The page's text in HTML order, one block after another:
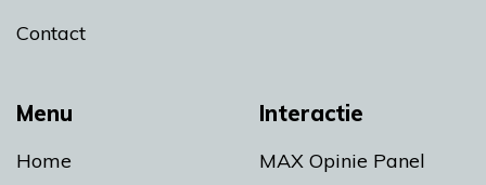
Menu
Home
Interactie
MAX Opinie Panel
Contact